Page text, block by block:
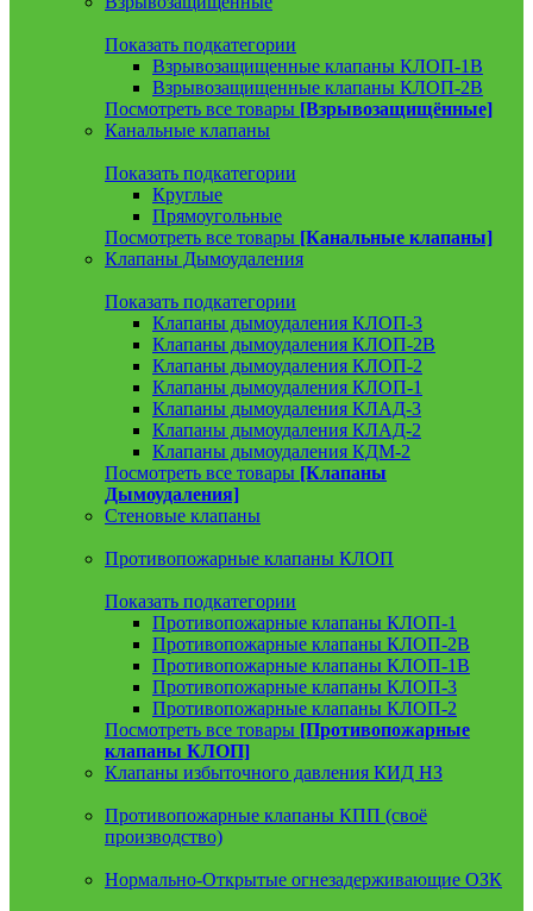
Показать подкатегории
Взрывозащищенные клапаны КЛОП-1В
Взрывозащищенные клапаны КЛОП-2В
Посмотреть все товары [Взрывозащищённые]
Канальные клапаны
Показать подкатегории
Круглые
Прямоугольные
Посмотреть все товары [Канальные клапаны]
Клапаны Дымоудаления
Показать подкатегории
Клапаны дымоудаления КЛОП-3
Клапаны дымоудаления КЛОП-2В
Клапаны дымоудаления КЛОП-2
Клапаны дымоудаления КЛОП-1
Клапаны дымоудаления КЛАД-3
Клапаны дымоудаления КЛАД-2
Клапаны дымоудаления КДМ-2
Посмотреть все товары [Клапаны
Дымоудаления]
Стеновые клапаны
Противопожарные клапаны КЛОП
Показать подкатегории
Противопожарные клапаны КЛОП-1
Противопожарные клапаны КЛОП-2В
Противопожарные клапаны КЛОП-1В
Противопожарные клапаны КЛОП-3
Противопожарные клапаны КЛОП-2
Посмотреть все товары [Противопожарные
клапаны КЛОП]
Клапаны избыточного давления КИД НЗ
Противопожарные клапаны КПП (своё
производство)
Нормально-Открытые огнезадерживающие ОЗК